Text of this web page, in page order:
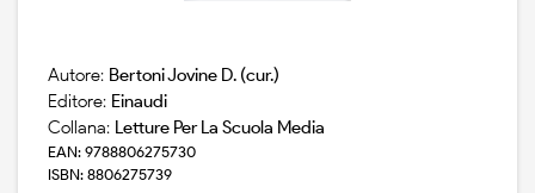
Autore: Bertoni Jovine D. (cur.)
Editore: Einaudi
Collana: Letture Per La Scuola Media
EAN: 9788806275730
ISBN: 8806275739